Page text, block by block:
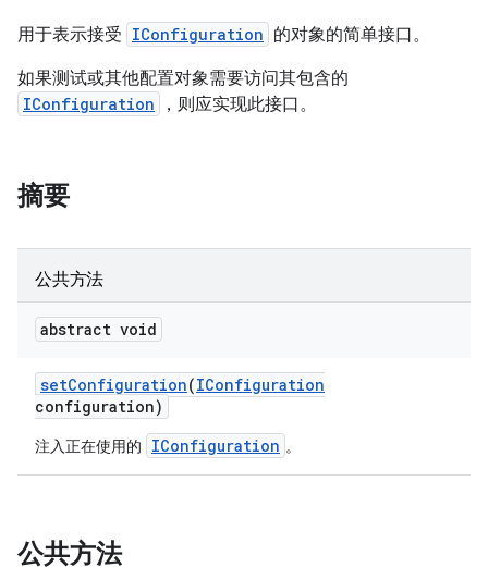
用于表示接受 IConfiguration 的对象的简单接口。
如果测试或其他配置对象需要访问其包含的
IConfiguration ，则应实现此接口。
摘要
公共方法
abstract void
setConfiguration(IConfiguration
configuration)
注入正在使用的 IConfiguration 。
公共方法